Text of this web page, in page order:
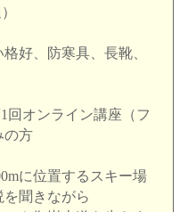
好、防寒具、長靴、
回オンライン講座（フ
の方
に位置するスキー場
を聞きながら